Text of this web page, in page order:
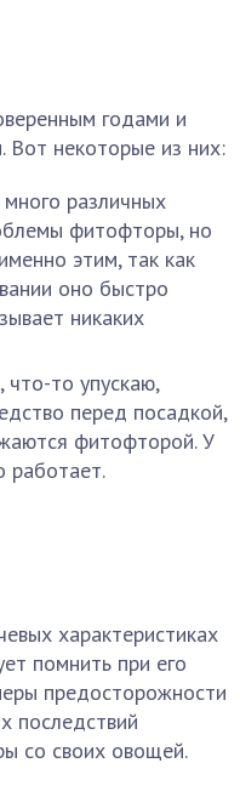
годами и
Вот некоторые из них:
различных
фитофторы, но
этим, так как
оно быстро
никаких
то упускаю,
перед посадкой,
фитофторой. У
работает.
характеристиках
помнить при его
предосторожности
последствий
со своих овощей.